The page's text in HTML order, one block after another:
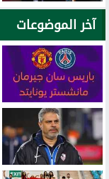
آخر الموضوعات